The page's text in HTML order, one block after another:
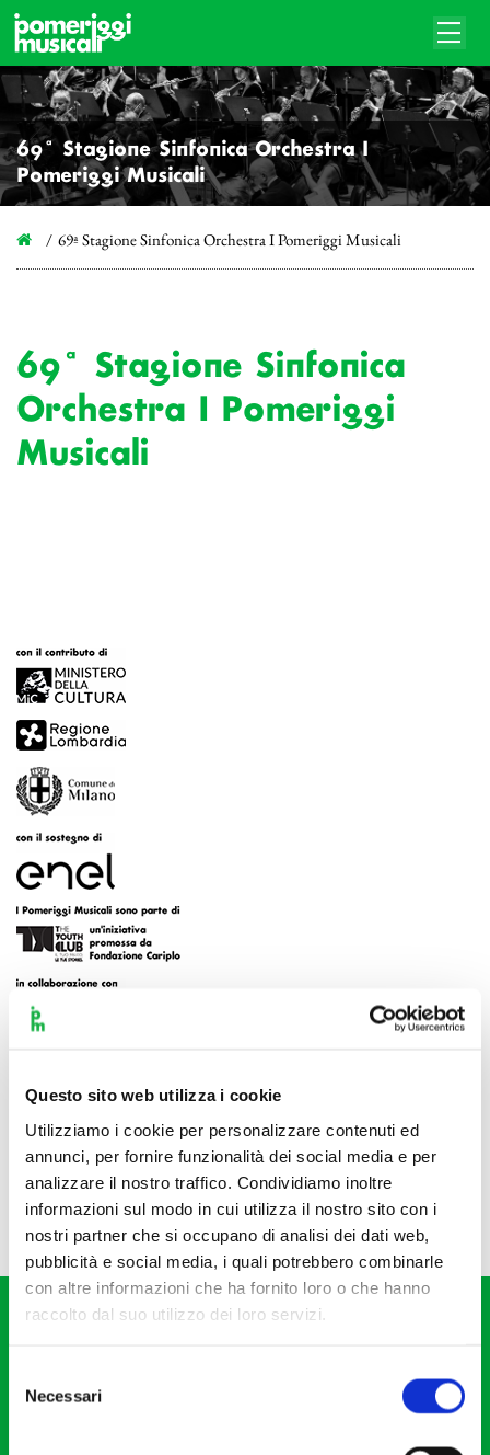
Questo sito web utilizza i cookie
Utilizziamo i cookie per personalizzare contenuti ed
annunci, per fornire funzionalità dei social media e per
analizzare il nostro traffico. Condividiamo inoltre
informazioni sul modo in cui utilizza il nostro sito con i
nostri partner che si occupano di analisi dei dati web,
pubblicità e social media, i quali potrebbero combinarle
con altre informazioni che ha fornito loro o che hanno
raccolto dal suo utilizzo dei loro servizi.
delNecessari
69ª Stagione Sinfonica Orchestra I
Pomeriggi Musicali
69ª Stagione Sinfonica Orchestra I Pomeriggi Musicali
69ª Stagione Sinfonica
Orchestra I Pomeriggi
Musicali